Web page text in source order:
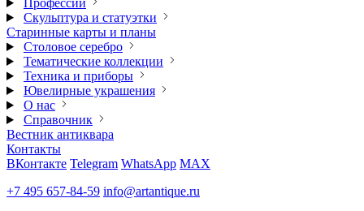
Профессии
Скульптура и статуэтки
Старинные карты и планы
Столовое серебро
Тематические коллекции
Техника и приборы
Ювелирные украшения
О нас
Справочник
Вестник антиквара
Контакты
ВКонтакте Telegram WhatsApp MAX
+7 495 657-84-59 info@artantique.ru